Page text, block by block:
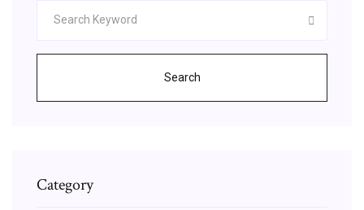
Search
Category